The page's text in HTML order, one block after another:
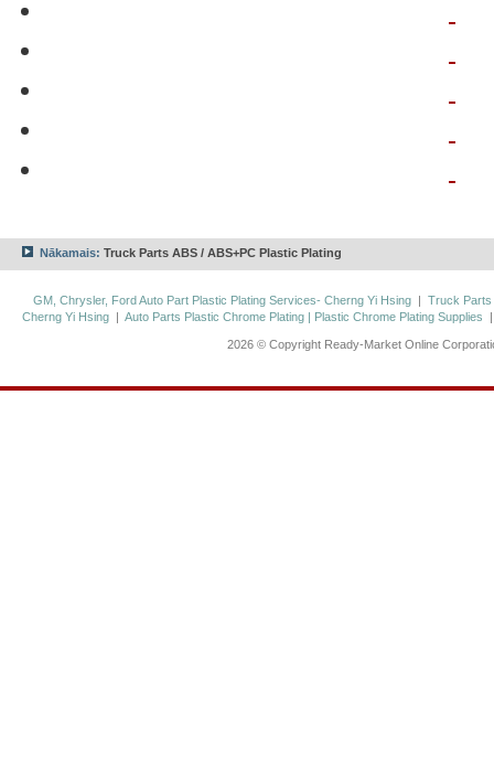
Nākamais: Truck Parts ABS / ABS+PC Plastic Plating
GM, Chrysler, Ford Auto Part Plastic Plating Services- Cherng Yi Hsing | Truck Parts
Cherng Yi Hsing |Auto Parts Plastic Chrome Plating | Plastic Chrome Plating Supplies
2026 © Copyright Ready-Market Online